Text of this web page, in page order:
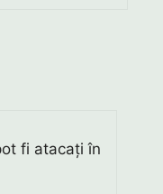
fi atacați în